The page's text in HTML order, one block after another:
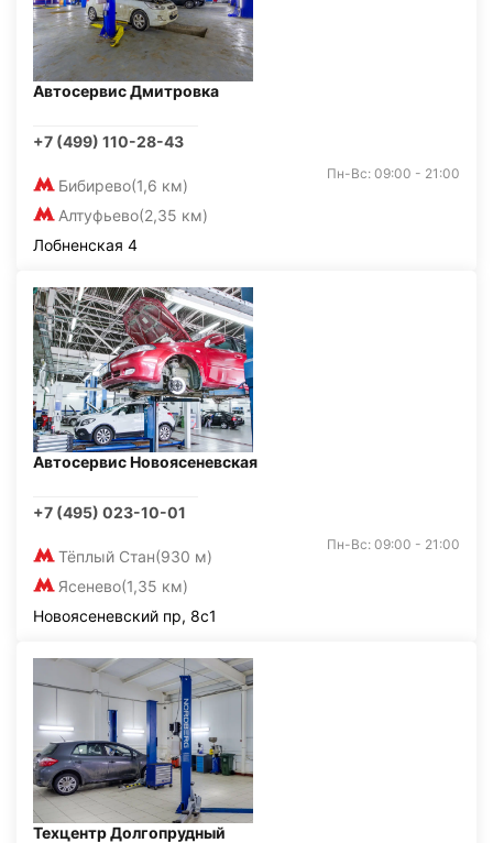
Автосервис Дмитровка
+7 (499) 110-28-43
Бибирево(1,6 км)
Алтуфьево(2,35 км)
Пн-Вс: 09:00 - 21:00
Лобненская 4
Автосервис Новоясеневская
+7 (495) 023-10-01
Тёплый Стан(930 м)
Ясенево(1,35 км)
Пн-Вс: 09:00 - 21:00
Новоясеневский пр, 8с1
Техцентр Долгопрудный